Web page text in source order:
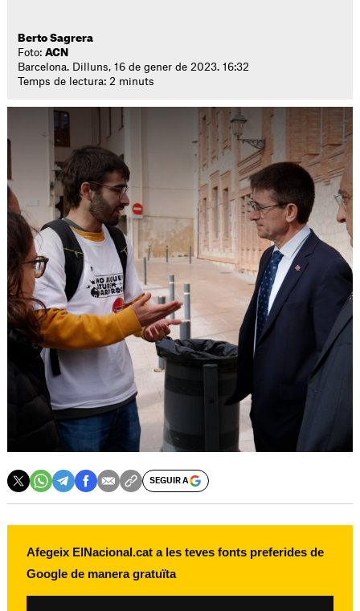
Berto Sagrera
Foto:ACN
Barcelona. Dilluns, 16 de gener de 2023. 16:32
Temps de lectura: 2 minuts
SEGUIR A
Afegeix ElNacional.cat a les teves fonts preferides de
Google de manera gratuïta